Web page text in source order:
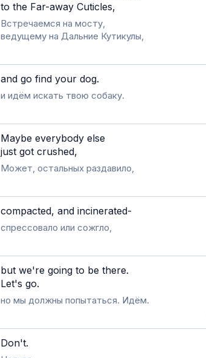
to the Far-away Cuticles,
Встречаемся на мосту,
ведущему на Дальние Кутикулы,
and go find your dog.
и идём искать твою собаку.
Maybe everybody else
just got crushed,
Может, остальных раздавило,
compacted, and incinerated-
спрессовало или сожгло,
but we're going to be there.
Let's go.
но мы должны попытаться. Идём.
Don't.